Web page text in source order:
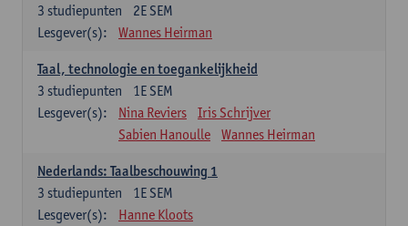
2E SEM
3 studiepunten
Lesgever(s):
Wannes Heirman
Taal, technologie en toegankelijkheid
1E SEM
3 studiepunten
Lesgever(s):
Nina Reviers
Iris Schrijver
Sabien Hanoulle
Wannes Heirman
Nederlands: Taalbeschouwing 1
1E SEM
3 studiepunten
Lesgever(s):
Hanne Kloots